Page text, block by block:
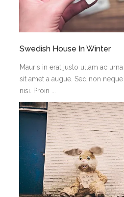
Swedish House In Winter
Mauris in erat justo ullam ac
sit amet a augue. Sed non
nisi. Proin ...